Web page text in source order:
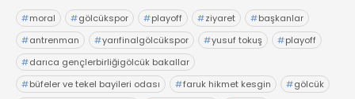
#moral #gölcükspor #playoff #ziyaret #başkanlar
#antrenman #yarıfinalgölcükspor #yusuf tokuş #playoff
#darıca gençlerbirliğigölcük bakallar
#büfeler ve tekel bayileri odası #faruk hikmet kesgin #gölcük